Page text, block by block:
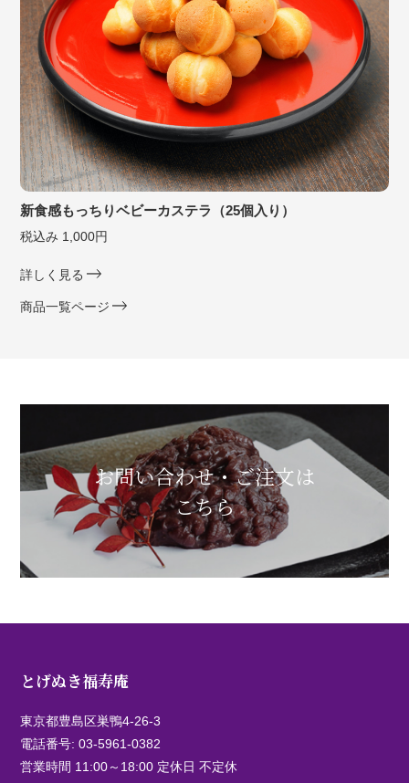
新食感もっちりベビーカステラ（25個入り）
税込み 1,000円
詳しく見る
商品一覧ページ
お問い合わせ・ご注文は
こちら
とげぬき福寿庵
東京都豊島区巣鴨4-26-3
電話番号:03-5961-0382
営業時間 11:00～18:00 定休日 不定休